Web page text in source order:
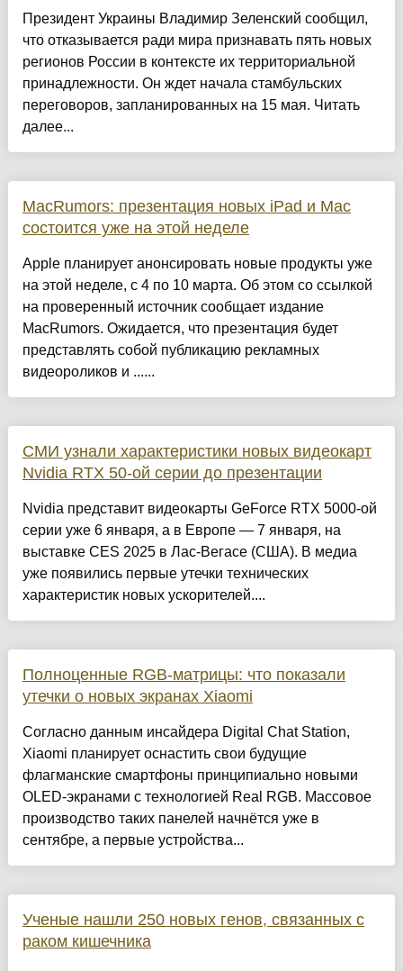
Президент Украины Владимир Зеленский сообщил,
что отказывается ради мира признавать пять новых
регионов России в контексте их территориальной
принадлежности. Он ждет начала стамбульских
переговоров, запланированных на 15 мая. Читать
далее...
MacRumors: презентация новых iPad и Mac
состоится уже на этой неделе
Apple планирует анонсировать новые продукты уже
на этой неделе, с 4 по 10 марта. Об этом со ссылкой
на проверенный источник сообщает издание
MacRumors. Ожидается, что презентация будет
представлять собой публикацию рекламных
видеороликов и ......
СМИ узнали характеристики новых видеокарт
Nvidia RTX 50-ой серии до презентации
Nvidia представит видеокарты GeForce RTX 5000-ой
серии уже 6 января, а в Европе — 7 января, на
выставке CES 2025 в Лас-Вегасе (США). В медиа
уже появились первые утечки технических
характеристик новых ускорителей....
Полноценные RGB-матрицы: что показали
утечки о новых экранах Xiaomi
Согласно данным инсайдера Digital Chat Station,
Xiaomi планирует оснастить свои будущие
флагманские смартфоны принципиально новыми
OLED-экранами с технологией Real RGB. Массовое
производство таких панелей начнётся уже в
сентябре, а первые устройства...
Ученые нашли 250 новых генов, связанных с
раком кишечника